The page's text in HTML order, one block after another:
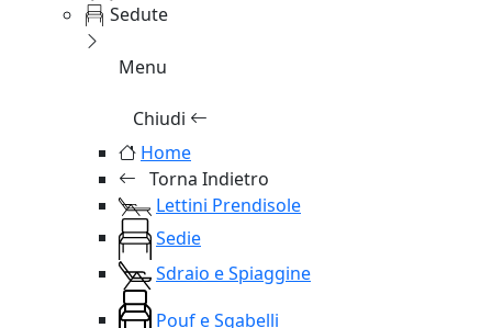
Sedute
Menu
Chiudi
Home
Torna Indietro
Lettini Prendisole
Sedie
Sdraio e Spiaggine
Pouf e Sgabelli